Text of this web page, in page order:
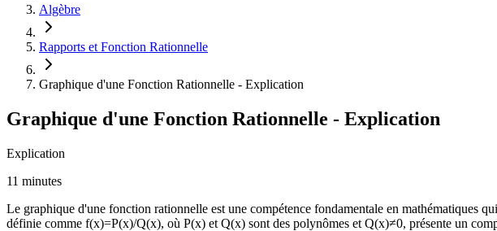
Algèbre
Rapports et Fonction Rationnelle
Graphique d'une Fonction Rationnelle - Explication
Graphique d'une Fonction Rationnelle - Explication
Explication
11 minutes
Le graphique d'une fonction rationnelle est une compétence fondamentale en mathématiques
définie comme f(x)=P(x)/Q(x), où P(x) et Q(x) sont des polynômes et Q(x)≠0, présente un